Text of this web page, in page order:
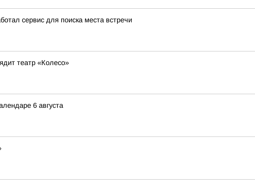
сервис для поиска места встречи
театр «Колесо»
6 августа